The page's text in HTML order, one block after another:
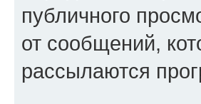
публичного
от сообщений,
рассылаются